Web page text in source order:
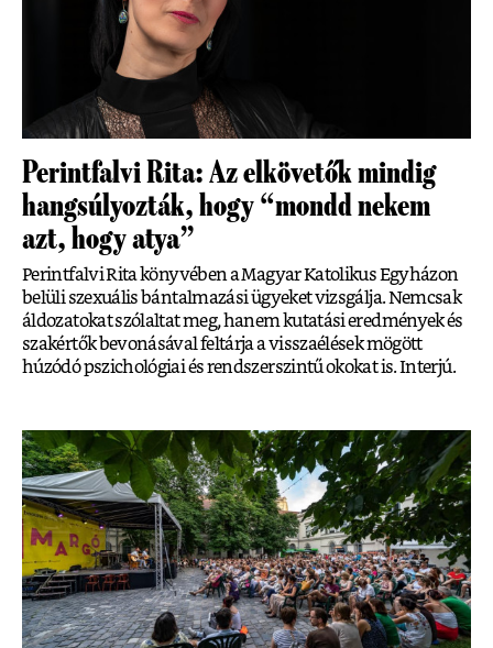
Perintfalvi Rita: Az elkövetők mindig
hangsúlyozták, hogy “mondd nekem
azt, hogy atya”
Perintfalvi Rita könyvében a Magyar Katolikus Egyházon
belüli szexuális bántalmazási ügyeket vizsgálja. Nemcsak
áldozatokat szólaltat meg, hanem kutatási eredmények és
szakértők bevonásával feltárja a visszaélések mögött
húzódó pszichológiai és rendszerszintű okokat is. Interjú.